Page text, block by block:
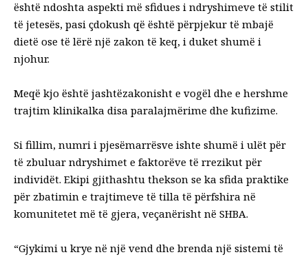
është ndoshta aspekti më sfidues i ndryshimeve të stilit
të jetesës, pasi çdokush që është përpjekur të mbajë
dietë ose të lërë një zakon të keq, i duket shumë i
njohur.
Meqë kjo është jashtëzakonisht e vogël dhe e hershme
trajtim klinikalka disa paralajmërime dhe kufizime.
Si fillim, numri i pjesëmarrësve ishte shumë i ulët për
të zbuluar ndryshimet e faktorëve të rrezikut për
individët. Ekipi gjithashtu thekson se ka sfida praktike
për zbatimin e trajtimeve të tilla të përfshira në
komunitetet më të gjera, veçanërisht në SHBA.
“Gjykimi u krye në një vend dhe brenda një sistemi të